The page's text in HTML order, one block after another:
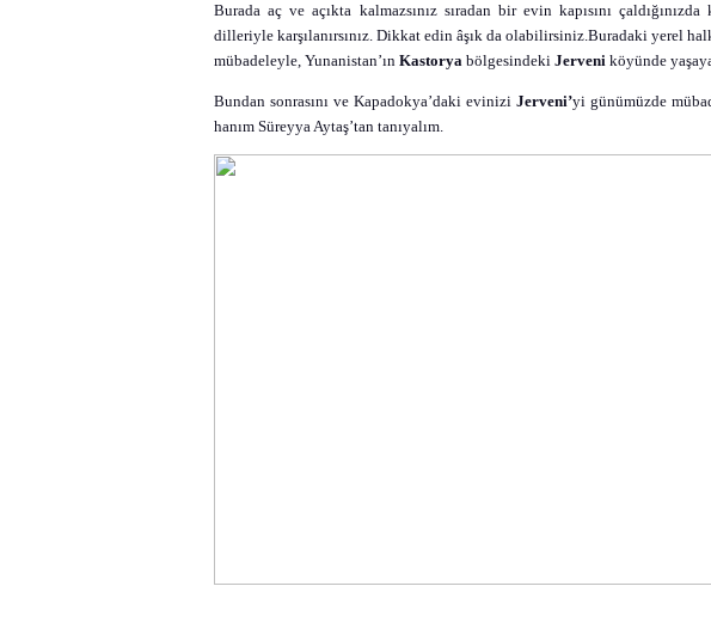
Burada aç ve açıkta kalmazsınız sıradan bir evin kapısını
dilleriyle karşılanırsınız. Dikkat edin âşık da olabilirsiniz.Buradaki yerel
mübadeleyle, Yunanistan’ın Kastorya bölgesindeki Jerveni köyünde
Bundan sonrasını ve Kapadokya’daki evinizi Jerveni’yi günümüzde
hanım Süreyya Aytaş’tan tanıyalım.